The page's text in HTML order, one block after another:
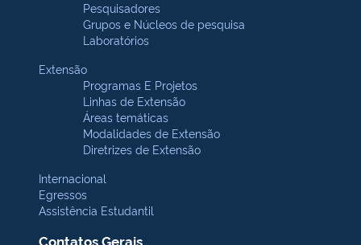
Pesquisadores
Grupos e Núcleos de pesquisa
Laboratórios
Extensão
Programas E Projetos
Linhas de Extensão
Áreas temáticas
Modalidades de Extensão
Diretrizes de Extensão
Internacional
Egressos
Assistência Estudantil
Contatos Gerais